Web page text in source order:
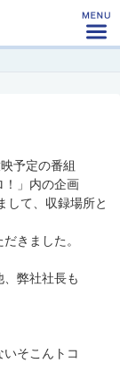
予定の番組
！」内の企画
して、収録場所と
きました。
弊社社長も
そこんトコ